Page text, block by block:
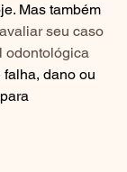
Mas também
avaliar seu caso
odontológica
dano ou